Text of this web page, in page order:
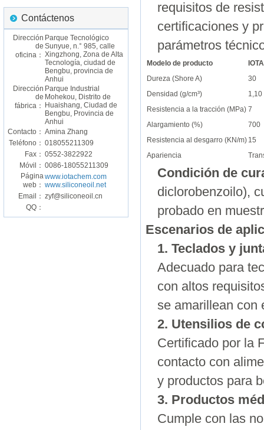
Contáctenos
Dirección
de
oficina：
Parque Tecnológico
Sunyue, n.° 985, calle
Xingzhong, Zona de Alta
Tecnología, ciudad de
Bengbu, provincia de
Anhui
Dirección
de
fábrica：
Parque Industrial
Mohekou, Distrito de
Huaishang, Ciudad de
Bengbu, Provincia de
Anhui
Contacto： Amina Zhang
Teléfono： 018055211309
Fax： 0552-3822922
Móvil： 0086-18055211309
Página
web：
www.iotachem.com
www.siliconeoil.net
Email： zyf@siliconeoil.cn
QQ：
requisitos de
certificaciones y
parámetros
Modelo de producto
Dureza (Shore A)
30
Densidad (g/cm³)
1,10
Resistencia a la tracción (MPa) 7
Alargamiento (%)
700
Resistencia al desgarro (KN/m) 15
Apariencia
Condición de
diclorobenzoilo),
probado en
Escenarios de
1. Teclados y
Adecuado para
con altos
se amarillean con
2. Utensilios de
Certificado por la
contacto con
y productos para
3. Productos
Cumple con las